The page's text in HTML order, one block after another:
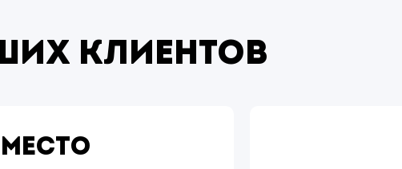
клиентов